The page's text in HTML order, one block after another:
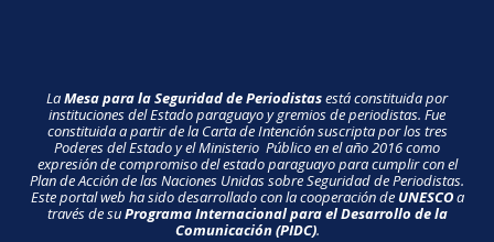
LaMesa para la Seguridad de Periodistasestá constituida por
instituciones del Estado paraguayo y gremios de periodistas. Fue
constituida a partir de la Carta de Intención suscripta por los tres
Poderes del Estado y el Ministerio Público en el año 2016 como
expresión de compromiso del estado paraguayo para cumplir con el
Plan de Acción de las Naciones Unidas sobre Seguridad de Periodistas.
Este portal web ha sido desarrollado con la cooperación de UNESCOa
través de suPrograma Internacional para el Desarrollo de la
Comunicación (PIDC).